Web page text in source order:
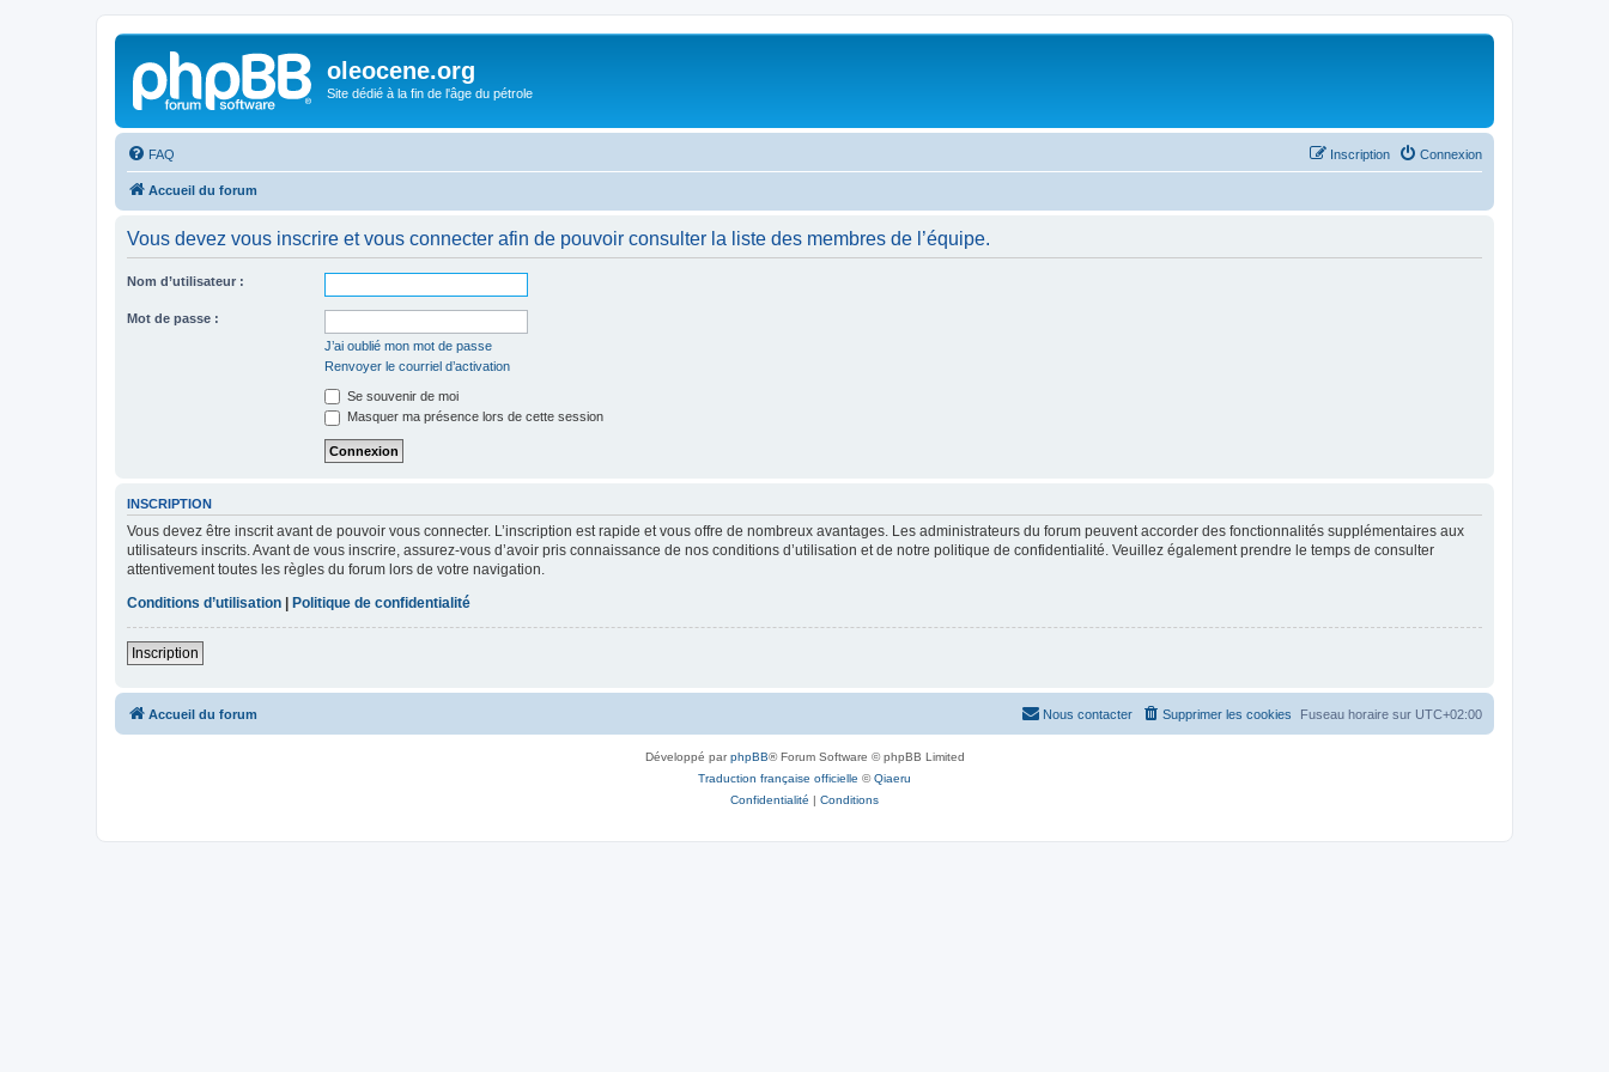
oleocene.org
Site dédié à la fin de l'âge du pétrole
FAQ Connexion
Inscription
Accueil du forum
Vous devez vous inscrire et vous connecter afin de pouvoir consulter la liste des membres de l’équipe.
Nom d’utilisateur :
Mot de passe :
J’ai oublié mon mot de passe
Renvoyer le courriel d’activation
Se souvenir de moi
Masquer ma présence lors de cette session
INSCRIPTION
Vous devez être inscrit avant de pouvoir vous connecter. L’inscription est rapide et vous offre de nombreux avantages. Les administrateurs du forum peuvent accorder des fonctionnalités supplémentaires aux
utilisateurs inscrits. Avant de vous inscrire, assurez-vous d’avoir pris connaissance de nos conditions d’utilisation et de notre politique de confidentialité. Veuillez également prendre le temps de consulter
attentivement toutes les règles du forum lors de votre navigation.
Conditions d’utilisation
Politique de confidentialité
Inscription
Accueil du forum Fuseau horaire sur UTC+02:00
Supprimer les cookies
Nous contacter
Développé parphpBB® Forum Software © phpBB Limited
Traduction française officielle ©Qiaeru
Confidentialité | Conditions